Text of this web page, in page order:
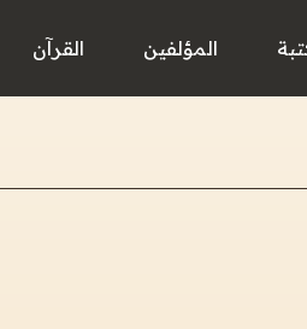
المؤلفين القرآن